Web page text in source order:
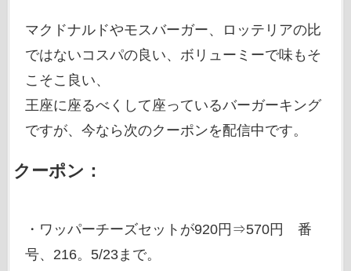
マクドナルドやモスバーガー、ロッテリアの比
ではないコスパの良い、ボリューミーで味もそ
こそこ良い、
王座に座るべくして座っているバーガーキング
ですが、今なら次のクーポンを配信中です。
クーポン：
・ワッパーチーズセットが920円⇒570円 番
号、216。5/23まで。